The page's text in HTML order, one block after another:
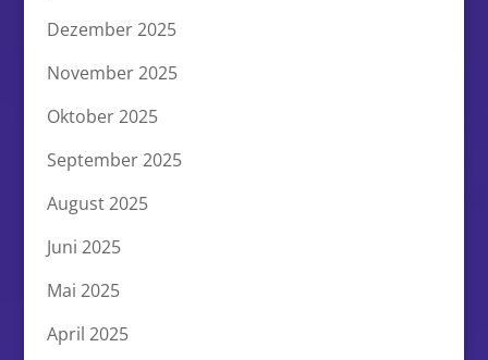
Dezember 2025
November 2025
Oktober 2025
September 2025
August 2025
Juni 2025
Mai 2025
April 2025